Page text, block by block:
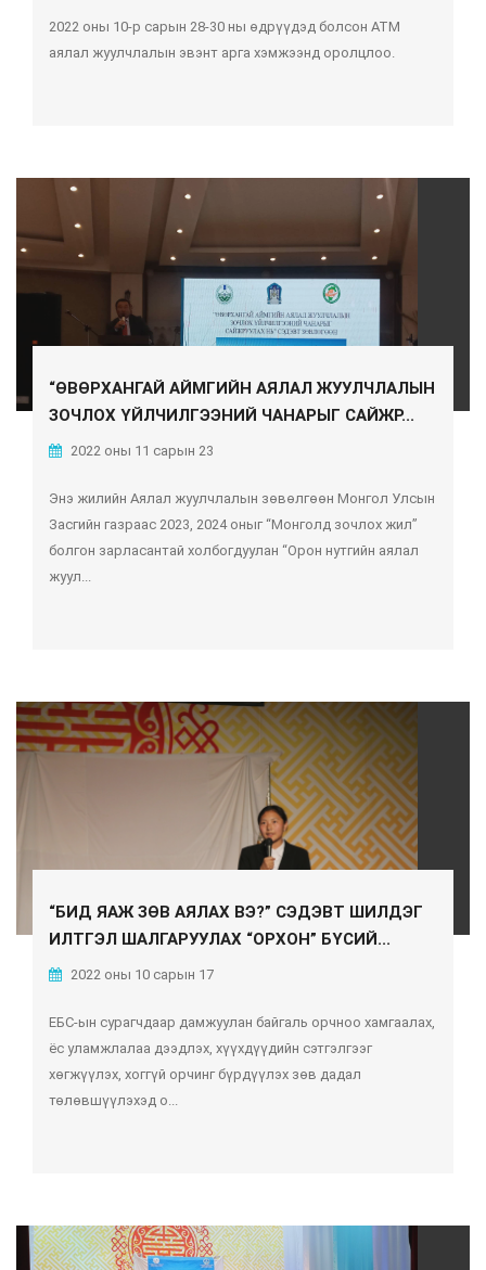
2022 оны 10-р сарын 28-30 ны өдрүүдэд болсон АТМ
аялал жуулчлалын эвэнт арга хэмжээнд оролцлоо.
“ӨВӨРХАНГАЙ АЙМГИЙН АЯЛАЛ ЖУУЛЧЛАЛЫН
ЗОЧЛОХ ҮЙЛЧИЛГЭЭНИЙ ЧАНАРЫГ САЙЖР...
2022 оны 11 сарын 23
Энэ жилийн Аялал жуулчлалын зөвөлгөөн Монгол Улсын
Засгийн газраас 2023, 2024 оныг “Монголд зочлох жил”
болгон зарласантай холбогдуулан “Орон нутгийн аялал
жуул...
“БИД ЯАЖ ЗӨВ АЯЛАХ ВЭ?” СЭДЭВТ ШИЛДЭГ
ИЛТГЭЛ ШАЛГАРУУЛАХ “ОРХОН” БҮСИЙ...
2022 оны 10 сарын 17
ЕБС-ын сурагчдаар дамжуулан байгаль орчноо хамгаалах,
ёс уламжлалаа дээдлэх, хүүхдүүдийн сэтгэлгээг
хөгжүүлэх, хоггүй орчинг бүрдүүлэх зөв дадал
төлөвшүүлэхэд о...